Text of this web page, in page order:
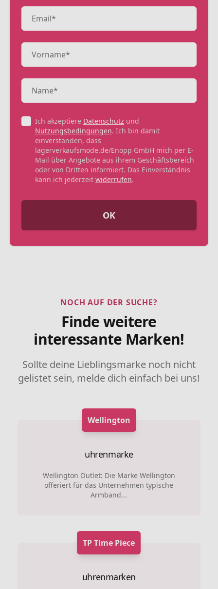
Ich akzeptiere Datenschutz und
Nutzungsbedingungen. Ich bin damit
einverstanden, dass
lagerverkaufsmode.de/Enopp GmbH mich per E-
Mail über Angebote aus ihrem Geschäftsbereich
oder von Dritten informiert. Das Einverständnis
kann ich jederzeit widerrufen.
OK
NOCH AUF DER SUCHE?
Finde weitere
interessante Marken!
Sollte deine Lieblingsmarke noch nicht
gelistet sein, melde dich einfach bei uns!
Wellington
uhrenmarke
Wellington Outlet: Die Marke Wellington
offeriert für das Unternehmen typische
Armband...
TP Time Piece
uhrenmarken